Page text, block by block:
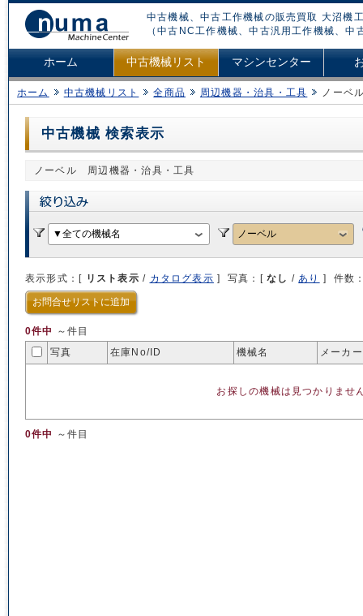
中古機械、中古工作機械の販売買取 大沼機
（中古NC工作機械、中古汎用工作機械、
ホーム 中古機械リスト マシンセンター
ホーム 中古機械リスト 全商品 周辺機器・治具・工具 ノーベ
中古機械 検索表示
ノーベル 周辺機器・治具・工具
表示形式：[ リスト表示 / カタログ表示 ] 写真：[ なし / あり ] 件数
お問合せリストに追加
0件中
～件目
写真
在庫No/ID 機械名 メーカ
0件中 ～件目
お探しの機械は見つかりませ